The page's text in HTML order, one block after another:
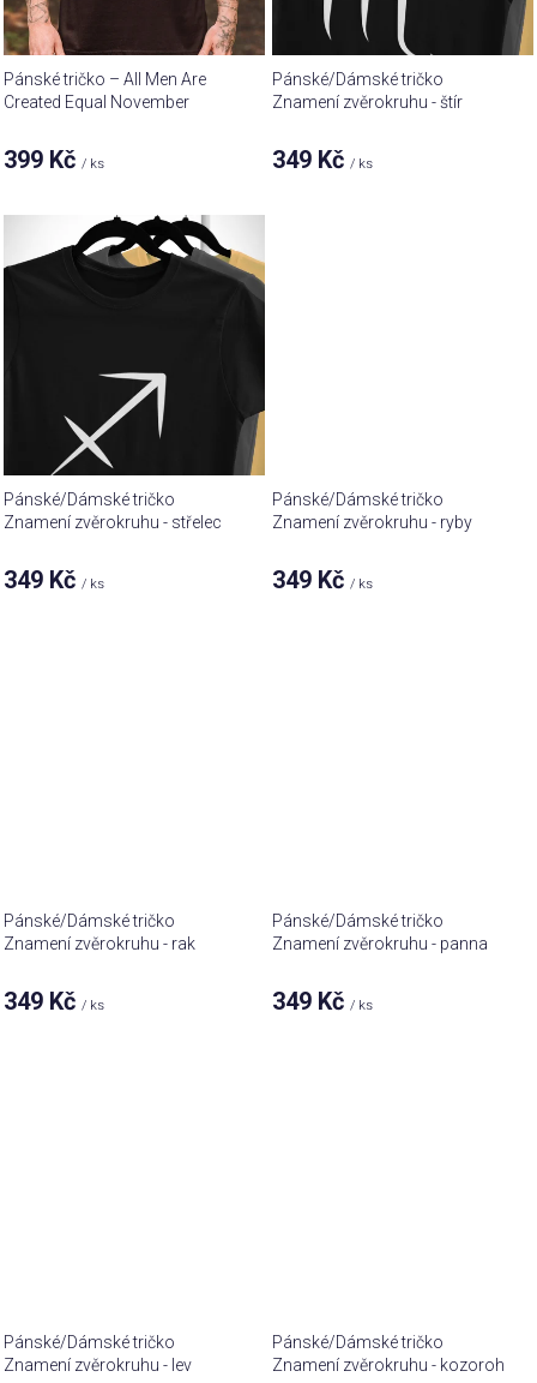
o
d
u
k
ů
Pánské tričko – All Men Are
Created Equal November
399 Kč/ ks
Pánské/Dámské tričko
Znamení zvěrokruhu - štír
349 Kč/ ks
Pánské/Dámské tričko
Znamení zvěrokruhu - střelec
349 Kč/ ks
Pánské/Dámské tričko
Znamení zvěrokruhu - ryby
349 Kč/ ks
Pánské/Dámské tričko
Znamení zvěrokruhu - rak
349 Kč/ ks
Pánské/Dámské tričko
Znamení zvěrokruhu - panna
349 Kč/ ks
Pánské/Dámské tričko
Znamení zvěrokruhu - lev
Pánské/Dámské tričko
Znamení zvěrokruhu - kozoroh